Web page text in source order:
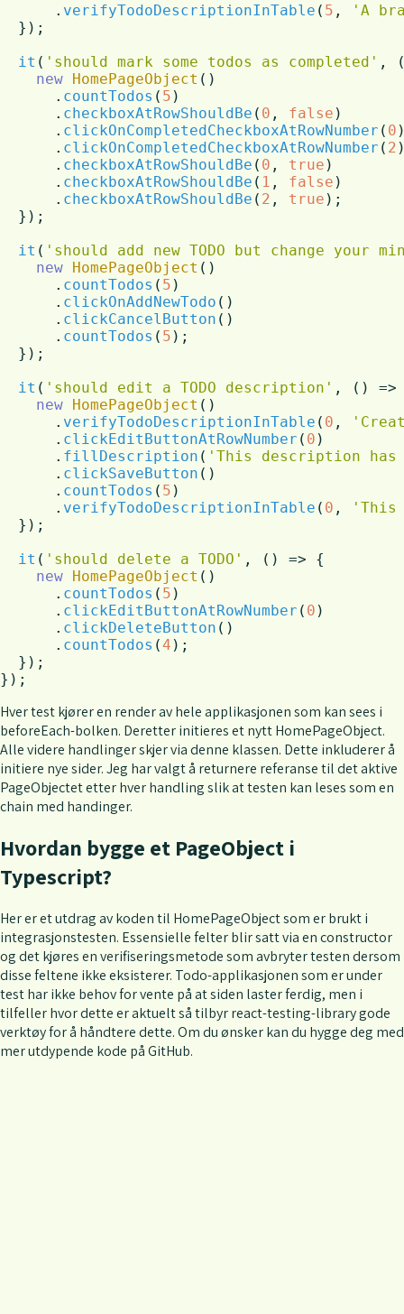
      .
verifyTodoDescriptionInTable ( 5 ,
'A
  });
it ( 'should mark some todos as completed' ,
new HomePageObject ()
      .
countTodos ( 5 )
      .
checkboxAtRowShouldBe ( 0 , false )
      .
clickOnCompletedCheckboxAtRowNumber ( 0
      .
clickOnCompletedCheckboxAtRowNumber ( 2
      .
checkboxAtRowShouldBe ( 0 , true )
      .
checkboxAtRowShouldBe ( 1 , false )
      .
checkboxAtRowShouldBe ( 2 , true );
  });
it ( 'should add new TODO but change your
new HomePageObject ()
      .
countTodos ( 5 )
      .
clickOnAddNewTodo ()
      .
clickCancelButton ()
      .
countTodos ( 5 );
  });
it ( 'should edit a TODO description' , () =>
new HomePageObject ()
      .
verifyTodoDescriptionInTable ( 0 ,
      .
clickEditButtonAtRowNumber ( 0 )
      .
fillDescription ( 'This description
      .
clickSaveButton ()
      .
countTodos ( 5 )
      .
verifyTodoDescriptionInTable ( 0 ,
'This
  });
it ( 'should delete a TODO' , () => {
new HomePageObject ()
      .
countTodos ( 5 )
      .
clickEditButtonAtRowNumber ( 0 )
      .
clickDeleteButton ()
      .
countTodos (4 );
  });
});
Hver test kjører en render av hele applikasjonen som kan sees i
beforeEach-bolken. Deretter initieres et nytt HomePageObject.
Alle videre handlinger skjer via denne klassen. Dette inkluderer å
initiere nye sider. Jeg har valgt å returnere referanse til det aktive
PageObjectet etter hver handling slik at testen kan leses som en
chain med handinger.
Hvordan bygge et PageObject i
Typescript?
Her er et utdrag av koden til HomePageObject som er brukt i
integrasjonstesten. Essensielle felter blir satt via en constructor
og det kjøres en verifiseringsmetode som avbryter testen dersom
disse feltene ikke eksisterer. Todo-applikasjonen som er under
test har ikke behov for vente på at siden laster ferdig, men i
tilfeller hvor dette er aktuelt så tilbyr react-testing-library gode
verktøy for å håndtere dette. Om du ønsker kan du hygge deg med
mer utdypende kode på GitHub.